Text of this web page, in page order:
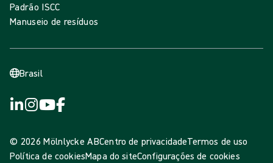
Padrão ISCC
Manuseio de resíduos
Brasil
© 2026 Mölnlycke ABCentro de privacidadeTermos de uso
Política de cookiesMapa do siteConfigurações de cookies